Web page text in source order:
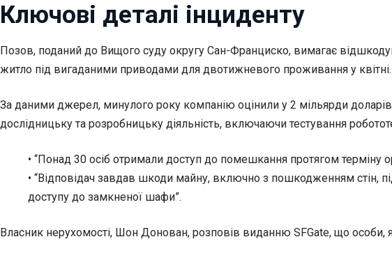
Ключові деталі інциденту
Позов, поданий до Вищого суду округу Сан-Франциско, вимагає
житло під вигаданими приводами для двотижневого проживання у квітні.
За даними джерел, минулого року компанію оцінили у 2 мільярди
дослідницьку та розробницьку діяльність, включаючи тестування
• “Понад 30 осіб отримали доступ до помешкання протягом терміну
• “Відповідач завдав шкоди майну, включно з пошкодженням стін,
доступу до замкненої шафи”.
Власник нерухомості, Шон Донован, розповів виданню SFGate, що особи,